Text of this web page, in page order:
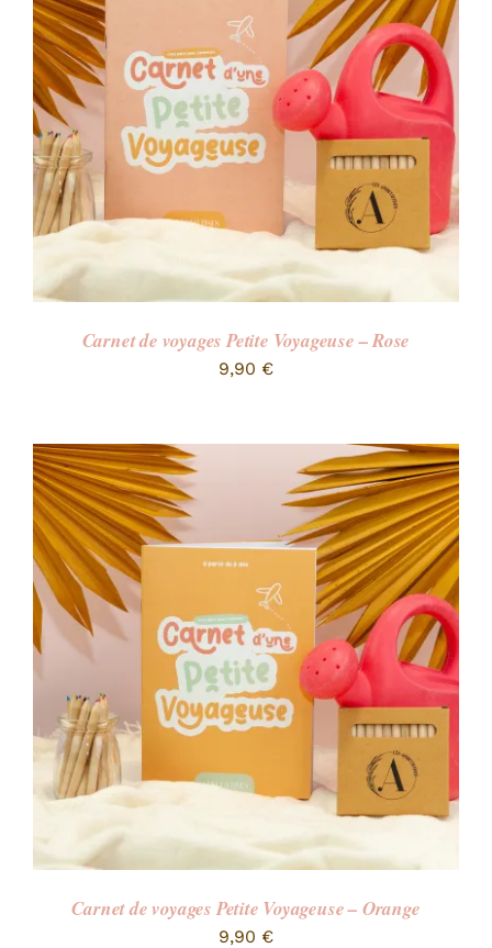
RECHERCHER:
Carnet de voyages Petite Voyageuse – Rose
9,90 €
Carnet de voyages Petite Voyageuse – Orange
9,90 €